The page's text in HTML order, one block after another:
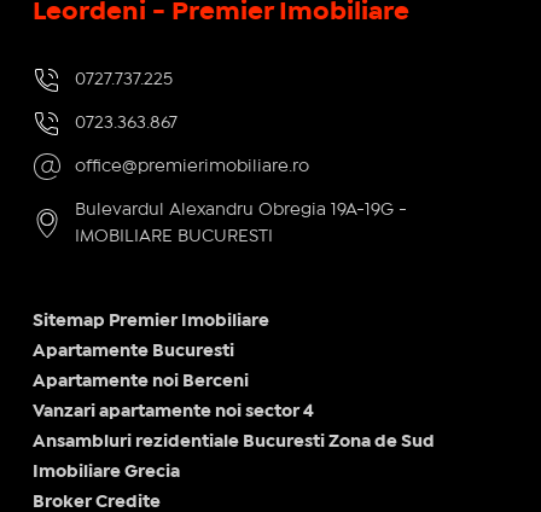
Leordeni - Premier Imobiliare
0727.737.225
0723.363.867
office@premierimobiliare.ro
Bulevardul Alexandru Obregia 19A-19G -
IMOBILIARE BUCURESTI
Sitemap Premier Imobiliare
Apartamente Bucuresti
Apartamente noi Berceni
Vanzari apartamente noi sector 4
Ansambluri rezidentiale Bucuresti Zona de Sud
Imobiliare Grecia
Broker Credite